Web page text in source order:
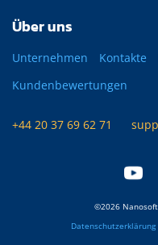
Über uns
Unternehmen Kontakte
Kundenbewertungen
+44 20 37 69 62 71
©2026
Datenschutzerklärung